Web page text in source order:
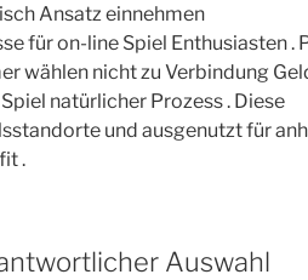
Ansatz einnehmen
für on-line Spiel Enthusiasten .
wählen nicht zu Verbindung
natürlicher Prozess . Diese
und ausgenutzt für
.
Auswahl